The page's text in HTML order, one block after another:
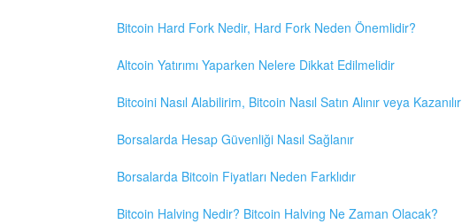
Bitcoin Hard Fork Nedir, Hard Fork Neden Önemlidir?
Altcoin Yatırımı Yaparken Nelere Dikkat Edilmelidir
Bitcoini Nasıl Alabilirim, Bitcoin Nasıl Satın Alınır veya Kazanılır
Borsalarda Hesap Güvenliği Nasıl Sağlanır
Borsalarda Bitcoin Fiyatları Neden Farklıdır
Bitcoin Halving Nedir? Bitcoin Halving Ne Zaman Olacak?